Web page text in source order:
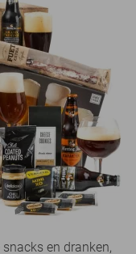
en dranken,